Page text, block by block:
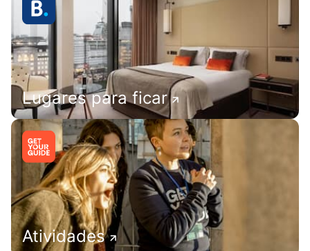
Lugares para ficar
Atividades